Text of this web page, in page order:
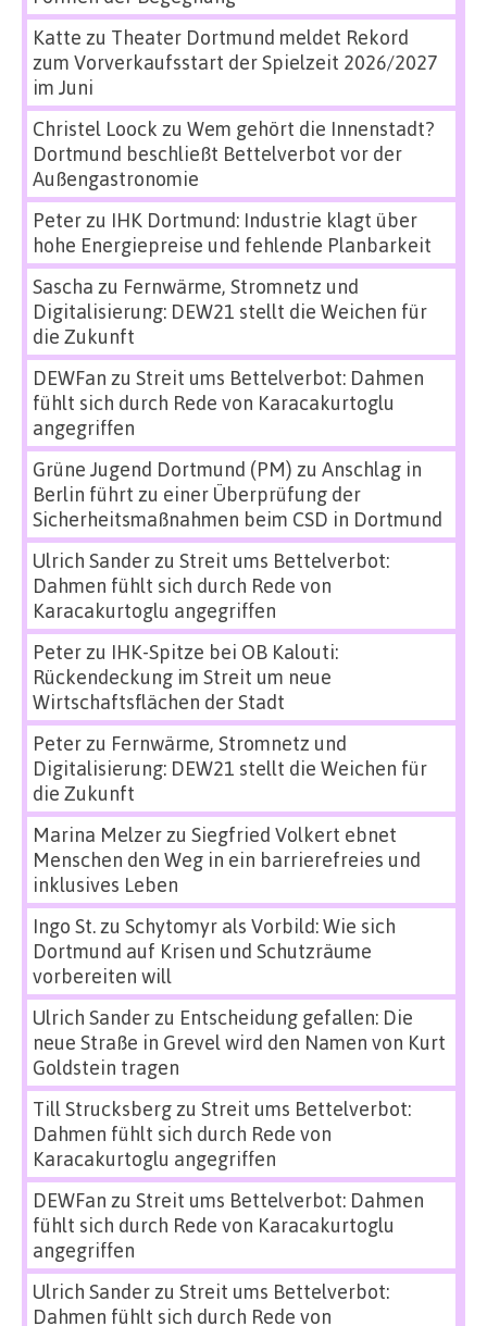
Katte zu Theater Dortmund meldet Rekord
zum Vorverkaufsstart der Spielzeit 2026/2027
im Juni
Christel Loock zu Wem gehört die Innenstadt?
Dortmund beschließt Bettelverbot vor der
Außengastronomie
Peterzu IHK Dortmund: Industrie klagt über
hohe Energiepreise und fehlende Planbarkeit
Sascha zu Fernwärme, Stromnetz und
Digitalisierung: DEW21 stellt die Weichen für
die Zukunft
DEWFan zu Streit ums Bettelverbot: Dahmen
fühlt sich durch Rede von Karacakurtoglu
angegriffen
Grüne Jugend Dortmund (PM) zu Anschlag in
Berlin führt zu einer Überprüfung der
Sicherheitsmaßnahmen beim CSD in Dortmund
Ulrich Sanderzu Streit ums Bettelverbot:
Dahmen fühlt sich durch Rede von
Karacakurtoglu angegriffen
Peterzu IHK-Spitze bei OB Kalouti:
Rückendeckung im Streit um neue
Wirtschaftsflächen der Stadt
Peterzu Fernwärme, Stromnetz und
Digitalisierung: DEW21 stellt die Weichen für
die Zukunft
Marina Melzerzu Siegfried Volkert ebnet
Menschen den Weg in ein barrierefreies und
inklusives Leben
Ingo St.zu Schytomyr als Vorbild: Wie sich
Dortmund auf Krisen und Schutzräume
vorbereiten will
Ulrich Sanderzu Entscheidung gefallen: Die
neue Straße in Grevel wird den Namen von Kurt
Goldstein tragen
Till Strucksbergzu Streit ums Bettelverbot:
Dahmen fühlt sich durch Rede von
Karacakurtoglu angegriffen
DEWFan zu Streit ums Bettelverbot: Dahmen
fühlt sich durch Rede von Karacakurtoglu
angegriffen
Ulrich Sanderzu Streit ums Bettelverbot:
Dahmen fühlt sich durch Rede von